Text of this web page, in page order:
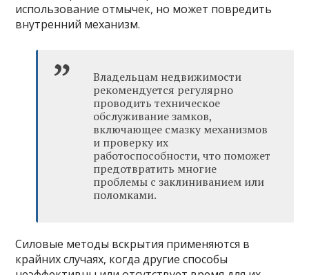
использование отмычек, но может повредить
внутренний механизм.
Владельцам недвижимости
рекомендуется регулярно
проводить техническое
обслуживание замков,
включающее смазку механизмов
и проверку их
работоспособности, что поможет
предотвратить многие
проблемы с заклиниванием или
поломками.
Силовые методы вскрытия применяются в
крайних случаях, когда другие способы